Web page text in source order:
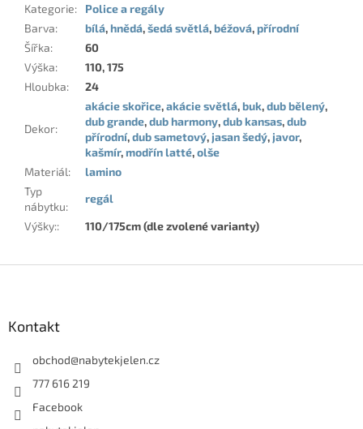
Kategorie:
Police a regály
Barva: bílá,hnědá,šedá světlá,béžová,přírodní
Šířka:
60
Výška:
110, 175
Hloubka: 24
Dekor:
akácie skořice,akácie světlá,buk,dub bělený,
dub grande,dub harmony,dub kansas,dub
přírodní,dub sametový, jasan šedý, javor,
kašmír,modřín latté,olše
Materiál:
lamino
Typ
nábytku:
regál
Výšky:: 110/175cm (dle zvolené varianty)
Kontakt
obchod@nabytekjelen.cz
777 616 219
Facebook